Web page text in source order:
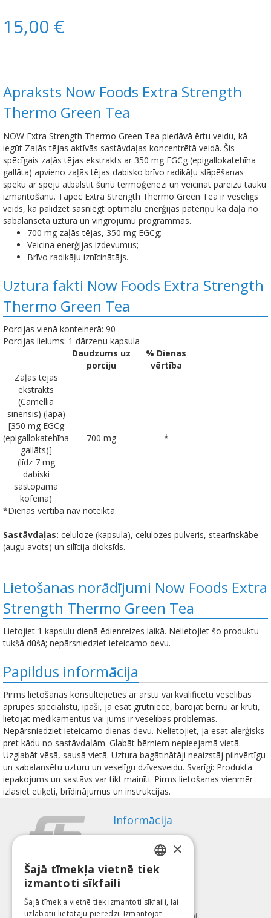
15,00 €
Apraksts Now Foods Extra Strength
Thermo Green Tea
NOW Extra Strength Thermo Green Tea piedāvā ērtu veidu, kā
iegūt Zaļās tējas aktīvās sastāvdaļas koncentrētā veidā. Šis
spēcīgais zaļās tējas ekstrakts ar 350 mg EGCg (epigallokatehīna
gallāta) apvieno zaļās tējas dabisko brīvo radikāļu slāpēšanas
spēku ar spēju atbalstīt šūnu termoģenēzi un veicināt pareizu tauku
izmantošanu. Tāpēc Extra Strength Thermo Green Tea ir veselīgs
veids, kā palīdzēt sasniegt optimālu enerģijas patēriņu kā daļa no
sabalansēta uztura un vingrojumu programmas.
700 mg zaļās tējas, 350 mg EGCg;
Veicina enerģijas izdevumus;
Brīvo radikāļu iznīcinātājs.
Uztura fakti Now Foods Extra Strength
Thermo Green Tea
Porcijas vienā konteinerā: 90
Porcijas lielums: 1 dārzeņu kapsula
Daudzums uz
porciju
% Dienas
vērtība
Zaļās tējas
ekstrakts
(Camellia
sinensis) (lapa)
[350 mg EGCg
(epigallokatehīna
gallāts)]
(līdz 7 mg
dabiski
sastopama
kofeīna)
700 mg *
*Dienas vērtība nav noteikta.
Sastāvdaļas: celuloze (kapsula), celulozes pulveris, stearīnskābe
(augu avots) un silīcija dioksīds.
Lietošanas norādījumi Now Foods Extra
Strength Thermo Green Tea
Lietojiet 1 kapsulu dienā ēdienreizes laikā. Nelietojiet šo produktu
tukšā dūšā; nepārsniedziet ieteicamo devu.
Papildus informācija
Pirms lietošanas konsultējieties ar ārstu vai kvalificētu veselības
aprūpes speciālistu, īpaši, ja esat grūtniece, barojat bērnu ar krūti,
lietojat medikamentus vai jums ir veselības problēmas.
Nepārsniedziet ieteicamo dienas devu. Nelietojiet, ja esat alerģisks
pret kādu no sastāvdaļām. Glabāt bērniem nepieejamā vietā.
Uzglabāt vēsā, sausā vietā. Uztura bagātinātāji neaizstāj pilnvērtīgu
un sabalansētu uzturu un veselīgu dzīvesveidu. Svarīgi: Produkta
iepakojums un sastāvs var tikt mainīti. Pirms lietošanas vienmēr
izlasiet etiķeti, brīdinājumus un instrukcijas.
Informācija
Atteikuma tiesības
Par mums
Kontakti
LATVIAN
LITHUANIAN
×
Šajā tīmekļa vietnē tiek
izmantoti sīkfaili
Šajā tīmekļa vietnē tiek izmantoti sīkfaili, lai
uzlabotu lietotāju pieredzi. Izmantojot